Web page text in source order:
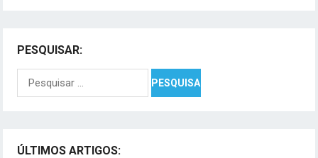
PESQUISAR:
Pesquisar
por:
ÚLTIMOS ARTIGOS: